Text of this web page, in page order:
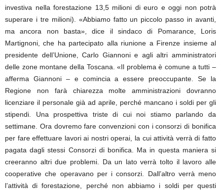
investiva nella forestazione 13,5 milioni di euro e oggi non potrà
superare i tre milioni). «Abbiamo fatto un piccolo passo in avanti,
ma ancora non basta», dice il sindaco di Pomarance, Loris
Martignoni, che ha partecipato alla riunione a Firenze insieme al
presidente dell’Unione, Carlo Giannoni e agli altri amministratori
delle zone montane della Toscana. «Il problema è comune a tutti –
afferma Giannoni – e comincia a essere preoccupante. Se la
Regione non farà chiarezza molte amministrazioni dovranno
licenziare il personale già ad aprile, perché mancano i soldi per gli
stipendi. Una prospettiva triste di cui noi stiamo parlando da
settimane. Ora dovremo fare convenzioni con i consorzi di bonifica
per fare effettuare lavori ai nostri operai, la cui attività verrà di fatto
pagata dagli stessi Consorzi di bonifica. Ma in questa maniera si
creeranno altri due problemi. Da un lato verrà tolto il lavoro alle
cooperative che operavano per i consorzi. Dall’altro verrà meno
l’attività di forestazione, perché non abbiamo i soldi per questi